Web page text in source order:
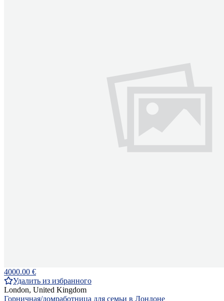
4000.00 €
Удалить из избранного
London, United Kingdom
Горничная/домработница для семьи в Лондоне